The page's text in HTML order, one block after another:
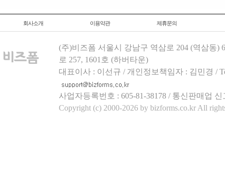
회사소개 이용약관 제휴문의
(주)비즈폼 서울시 강남구 역삼로 204 (역삼동)
로 257, 1601호 (하버타운)
대표이사 : 이선규 / 개인정보책임자 : 김민경 /
사업자등록번호 : 605-81-38178 / 통신판매업
Copyright (c) 2000-2026 by bizforms.co.kr All